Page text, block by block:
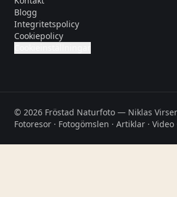
Blogg
Integritetspolicy
Cookiepolicy
© 2026 Fröstad Naturfoto — Niklas
Fotoresor · Fotogömslen · Artiklar ·